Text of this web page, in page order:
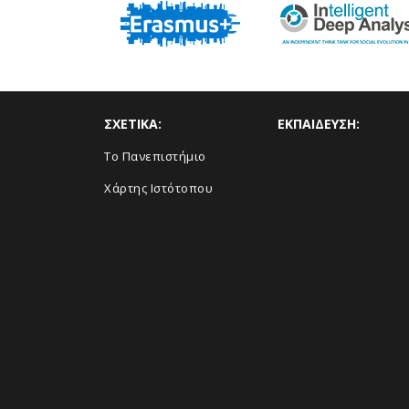
ΣΧΕΤΙΚΑ:
Το Πανεπιστήμιο
Χάρτης Ιστότοπου
ΕΚΠΑΙΔΕΥΣΗ: